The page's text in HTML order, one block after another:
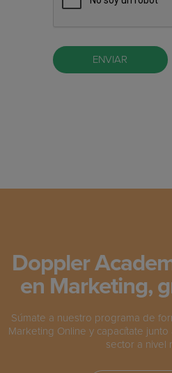
Doppler
en Marketing,
Súmate a nuestro programa de
Marketing Online y capacítate
sector a nivel